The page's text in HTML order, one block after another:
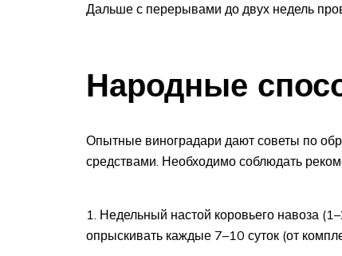
Дальше с перерывами до двух недель
Народные
Опытные виноградари дают советы по
средствами. Необходимо соблюдать
Недельный настой коровьего навоза
опрыскивать каждые 7–10 суток (от